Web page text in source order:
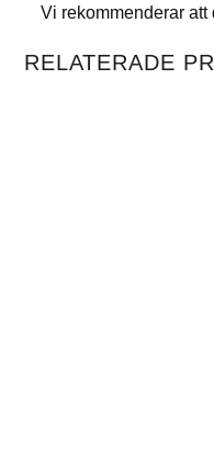
Vi rekommenderar
RELATERADE